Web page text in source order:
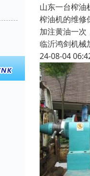
山东一台榨油
榨油机的维修
加注黄油一次
临沂鸿剑机械
24-08-04